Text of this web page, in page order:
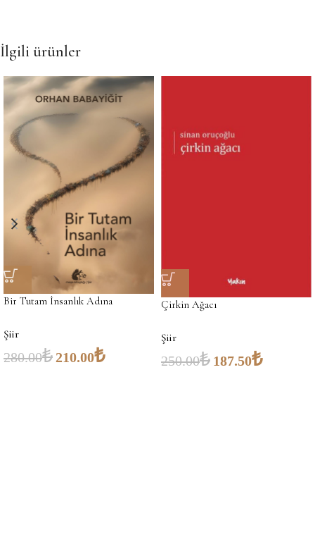
İlgili ürünler
Bir Tutam İnsanlık Adına
Şiir
280.00₺210.00₺
Çirkin Ağacı
Şiir
250.00₺ 187.50₺